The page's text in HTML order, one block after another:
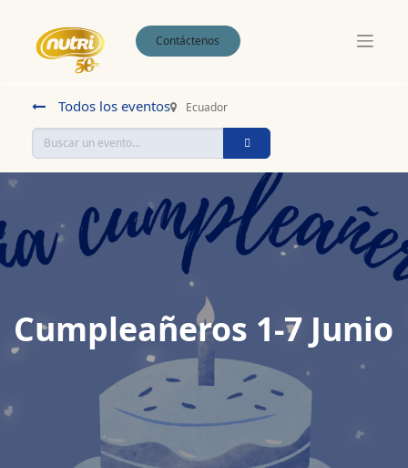
Contáctenos
Todos los eventos Ecuador
Cumpleañeros 1-7 Junio